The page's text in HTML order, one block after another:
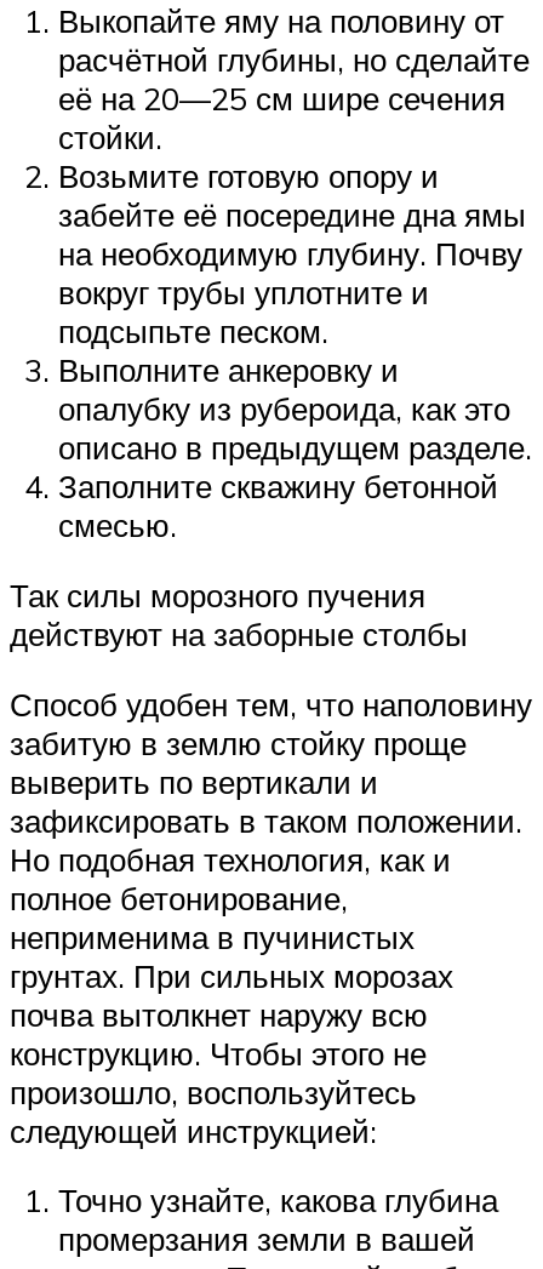
Выкопайте яму на половину от
расчётной глубины, но сделайте
её на 20—25 см шире сечения
стойки.
Возьмите готовую опору и
забейте её посередине дна ямы
на необходимую глубину. Почву
вокруг трубы уплотните и
подсыпьте песком.
Выполните анкеровку и
опалубку из рубероида, как это
описано в предыдущем разделе.
Заполните скважину бетонной
смесью.
Так силы морозного пучения
действуют на заборные столбы
Способ удобен тем, что наполовину
забитую в землю стойку проще
выверить по вертикали и
зафиксировать в таком положении.
Но подобная технология, как и
полное бетонирование,
неприменима в пучинистых
грунтах. При сильных морозах
почва вытолкнет наружу всю
конструкцию. Чтобы этого не
произошло, воспользуйтесь
следующей инструкцией:
Точно узнайте, какова глубина
промерзания земли в вашей